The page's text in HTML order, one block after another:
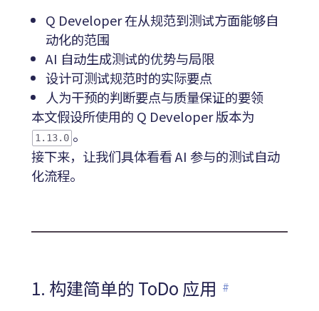
Q Developer 在从规范到测试方面能够自
动化的范围
AI 自动生成测试的优势与局限
设计可测试规范时的实际要点
人为干预的判断要点与质量保证的要领
本文假设所使用的 Q Developer 版本为
1.13.0 。
接下来，让我们具体看看 AI 参与的测试自动
化流程。
1. 构建简单的 ToDo 应用 #